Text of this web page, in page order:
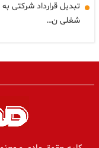
تبدیل قرارداد شرکتی
شغلی ن…